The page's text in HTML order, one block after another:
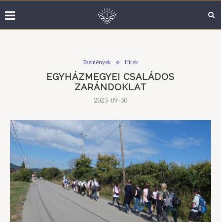
Események Hírek
EGYHÁZMEGYEI CSALÁDOS
ZARÁNDOKLAT
2023-09-30